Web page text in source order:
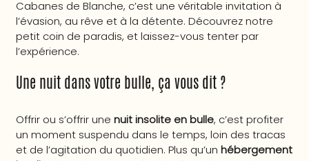
Cabanes de Blanche, c’est une véritable invitation à
l’évasion, au rêve et à la détente. Découvrez notre
petit coin de paradis, et laissez-vous tenter par
l’expérience.
Une nuit dans votre bulle, ça vous dit ?
Offrir ou s’offrir une nuit insolite en bulle, c’est profiter
un moment suspendu dans le temps, loin des tracas
et de l’agitation du quotidien. Plus qu’un hébergement